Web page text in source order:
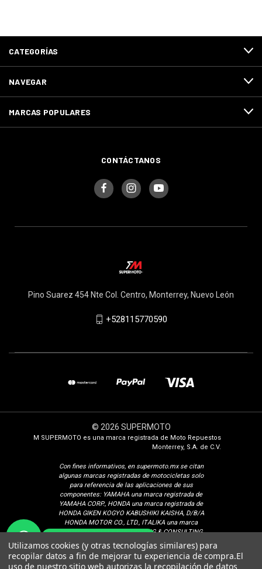
CATEGORÍAS
NAVEGAR
MARCAS POPULARES
CONTÁCTANOS
Pino Suarez 454 Nte Col. Centro, Monterrey, Nuevo León
+528115770590
© 2026 SUPERMOTO
M SUPERMOTO es una marca registrada de Moto Repuestos
Monterrey, S.A. de C.V.
Con fines informativos, en supermoto.mx se citan
algunas marcas registradas de motocicletas solo
para referencia de las aplicaciones de sus
componentes: YAMAHA una marca registrada de
YAMAHA CORP., HONDA una marca registrada de
HONDA GIKEN KOGYO KABUSHIKI KAISHA, D/B/A
HONDA MOTOR CO., LTD., ITALIKA una marca
registrada de ELEKTRA TRADING & CONSULTING
GROUP, S.A. DE C.V., SUZUKI una marca registrada
de SUZUKI MOTOR CORPORATION, VENTO una
marca registrada de Isaac Calderon Birch, KURAZAI
Utilizamos cookies (y otras tecnologías similares) para
recopilar datos a fin de mejorar tu experiencia de compra.El
uso de nuestro sitio web autorizas la recopilación de datos